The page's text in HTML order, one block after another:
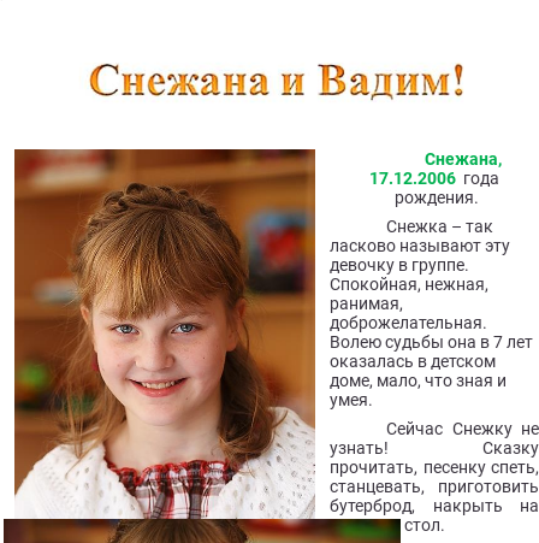
Снежана,
17.12.2006 года
рождения.
Снежка – так
ласково называют эту
девочку в группе.
Спокойная, нежная,
ранимая,
доброжелательная.
Волею судьбы она в 7 лет
оказалась в детском
доме, мало, что зная и
умея.
Сейчас Снежку не
узнать! Сказку
прочитать, песенку спеть,
станцевать, приготовить
бутерброд, накрыть на
стол.